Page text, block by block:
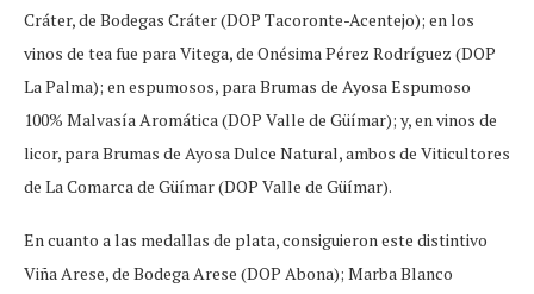
Cráter, de Bodegas Cráter (DOP Tacoronte-Acentejo); en los
vinos de tea fue para Vitega, de Onésima Pérez Rodríguez (DOP
La Palma); en espumosos, para Brumas de Ayosa Espumoso
100% Malvasía Aromática (DOP Valle de Güímar); y, en vinos de
licor, para Brumas de Ayosa Dulce Natural, ambos de Viticultores
de La Comarca de Güímar (DOP Valle de Güímar).
En cuanto a las medallas de plata, consiguieron este distintivo
Viña Arese, de Bodega Arese (DOP Abona); Marba Blanco